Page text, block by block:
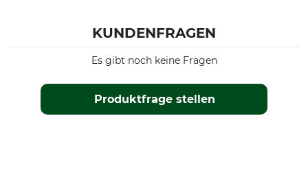
KUNDENFRAGEN
Produktfrage stellen
Es gibt noch keine Fragen